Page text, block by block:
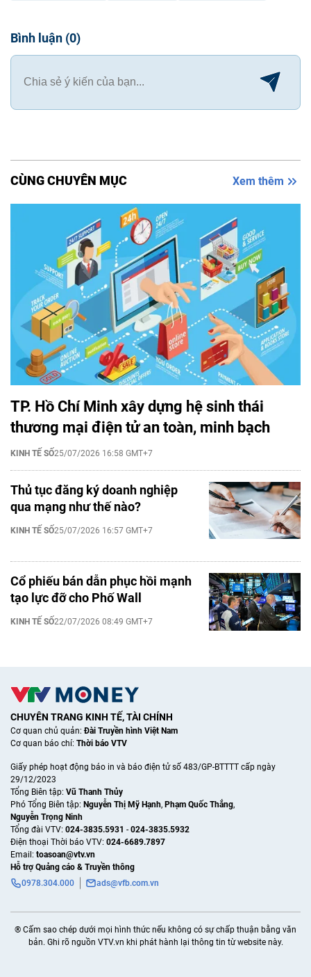
Bình luận (0)
CÙNG CHUYÊN MỤC Xem thêm
TP. Hồ Chí Minh xây dựng hệ sinh thái
thương mại điện tử an toàn, minh bạch
KINH TẾ SỐ25/07/2026 16:58 GMT+7
Thủ tục đăng ký doanh nghiệp
qua mạng như thế nào?
KINH TẾ SỐ25/07/2026 16:57 GMT+7
Cổ phiếu bán dẫn phục hồi mạnh
tạo lực đỡ cho Phố Wall
KINH TẾ SỐ22/07/2026 08:49 GMT+7
CHUYÊN TRANG KINH TẾ, TÀI CHÍNH
Cơ quan chủ quản:Đài Truyền hình Việt Nam
Cơ quan báo chí: Thời báo VTV
Giấy phép hoạt động báo in và báo điện tử số 483/GP-BTTTT cấp ngày
29/12/2023
Tổng Biên tập: Vũ Thanh Thủy
Phó Tổng Biên tập: Nguyễn Thị Mỹ Hạnh, Phạm Quốc Thắng,
Nguyễn Trọng Ninh
Tổng đài VTV: 024-3835.5931 - 024-3835.5932
Ðiện thoại Thời báo VTV: 024-6689.7897
Email: toasoan@vtv.vn
Hỗ trợ Quảng cáo & Truyền thông
0978.304.000
ads@vfb.com.vn
® Cấm sao chép dưới mọi hình thức nếu không có sự chấp thuận bằng văn
bản. Ghi rõ nguồn VTV.vn khi phát hành lại thông tin từ website này.